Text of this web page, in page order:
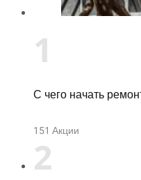
1
С чего начать
151 Акции
2